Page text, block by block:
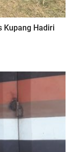
Kupang Hadiri